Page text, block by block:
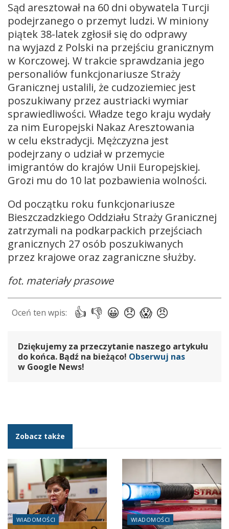
Sąd aresztował na 60 dni obywatela Turcji
podejrzanego o przemyt ludzi. W miniony
piątek 38-latek zgłosił się do odprawy
na wyjazd z Polski na przejściu granicznym
w Korczowej. W trakcie sprawdzania jego
personaliów funkcjonariusze Straży
Granicznej ustalili, że cudzoziemiec jest
poszukiwany przez austriacki wymiar
sprawiedliwości. Władze tego kraju wydały
za nim Europejski Nakaz Aresztowania
w celu ekstradycji. Mężczyzna jest
podejrzany o udział w przemycie
imigrantów do krajów Unii Europejskiej.
Grozi mu do 10 lat pozbawienia wolności.
Od początku roku funkcjonariusze
Bieszczadzkiego Oddziału Straży Granicznej
zatrzymali na podkarpackich przejściach
granicznych 27 osób poszukiwanych
przez krajowe oraz zagraniczne służby.
fot. materiały prasowe
Dziękujemy za przeczytanie naszego artykułu
do końca. Bądź na bieżąco! Obserwuj nas
w Google News!
Zobacz także
WIADOMOŚCI WIADOMOŚCI